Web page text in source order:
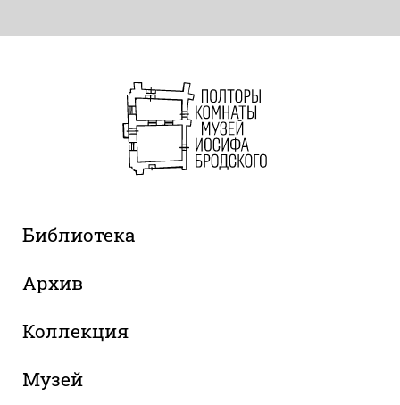
Библиотека
Архив
Коллекция
Музей